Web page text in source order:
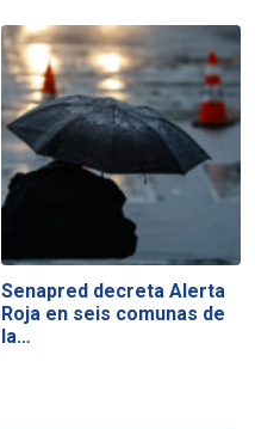
Senapred decreta Alerta
Roja en seis comunas de
la…